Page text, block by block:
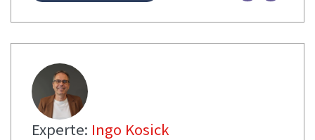
Experte: Ingo Kosick